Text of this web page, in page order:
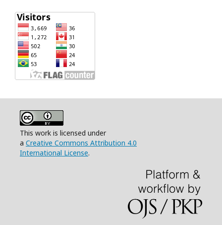
This work is licensed under
a Creative Commons Attribution 4.0
International License.